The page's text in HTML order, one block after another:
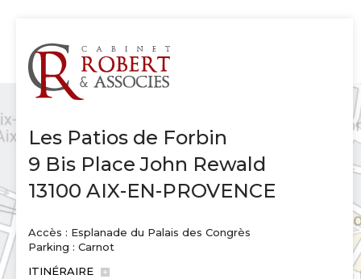
Les Patios de Forbin
9 Bis Place John Rewald
13100 AIX-EN-PROVENCE
Accès : Esplanade du Palais des Congrès
Parking : Carnot
ITINÉRAIRE